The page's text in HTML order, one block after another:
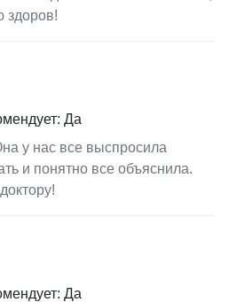
здоров!
Да
у нас все выспросила
и понятно все объяснила.
Да